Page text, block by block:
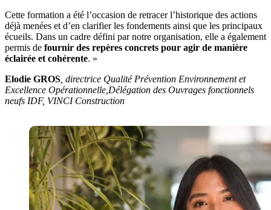
Cette formation a été l’occasion de retracer l’historique des actions
déjà menées et d’en clarifier les fondements ainsi que les principaux
écueils. Dans un cadre défini par notre organisation, elle a également
permis de fournir des repères concrets pour agir de manière
éclairée et cohérente. »
Elodie GROS , directrice Qualité Prévention Environnement et
Excellence Opérationnelle, Délégation des Ouvrages fonctionnels
neufs IDF, VINCI Construction